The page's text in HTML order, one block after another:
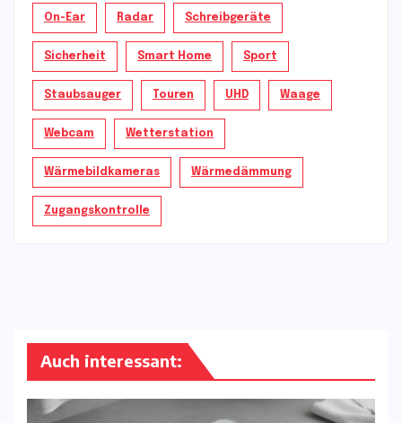
On-Ear Radar Schreibgeräte
Sicherheit Smart Home Sport
Staubsauger Touren UHD Waage
Webcam Wetterstation
Wärmebildkameras Wärmedämmung
Zugangskontrolle
Auch interessant: